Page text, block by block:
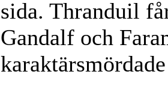
sida. Thranduil
Gandalf och